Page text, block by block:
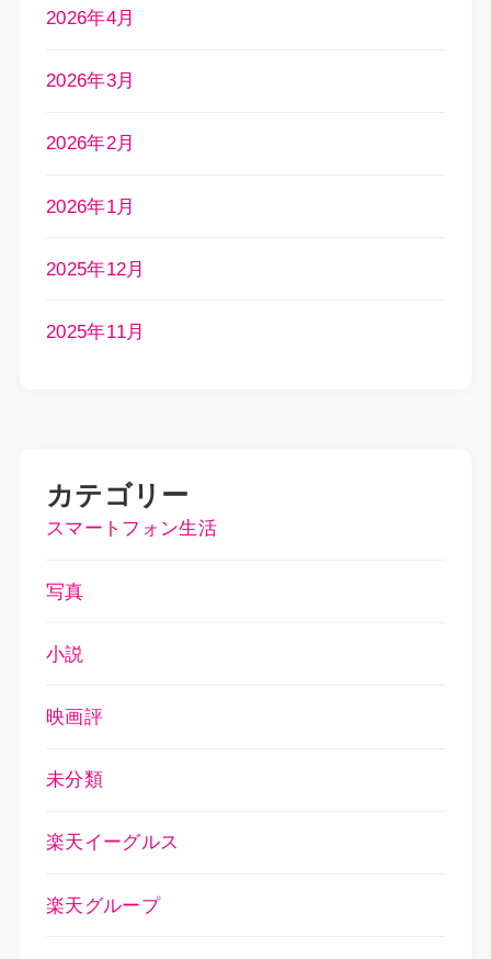
2026年4月
2026年3月
2026年2月
2026年1月
2025年12月
2025年11月
カテゴリー
スマートフォン生活
写真
小説
映画評
未分類
楽天イーグルス
楽天グループ